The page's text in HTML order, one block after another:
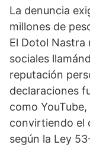
La denuncia
millones de
El Dotol Nastra
sociales
reputación
declaraciones
como
convirtiendo el
según la Ley